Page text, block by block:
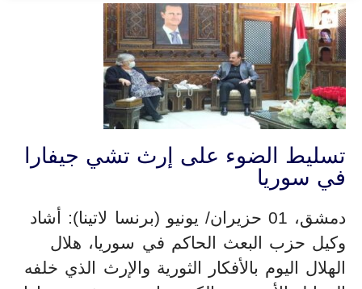
تسليط الضوء على إرث تشي جيفارا
في سوريا
دمشق، 01 حزيران/ يونيو (برنسا لاتينا): أشاد
وكيل حزب البعث الحاكم في سوريا، هلال
الهلال اليوم بالأفكار الثورية والإرث الذي خلفه